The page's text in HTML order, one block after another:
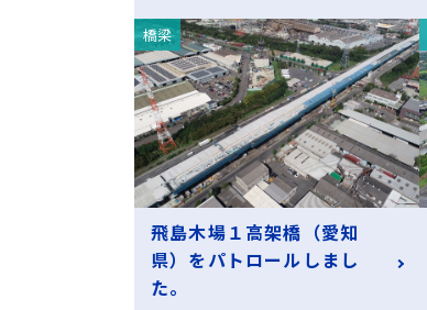
橋梁
飛島木場１高架橋（愛知
県）をパトロールしまし
た。